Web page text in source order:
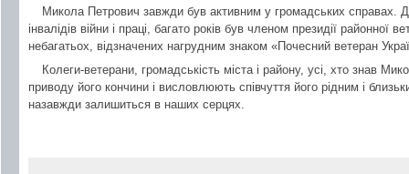
Микола Петрович завжди був активним у громадських справах.
інвалідів війни і праці, багато років був членом президії районної
небагатьох, відзначених нагрудним знаком «Почесний ветеран
Колеги-ветерани, громадськість міста і району, усі, хто знав
приводу його кончини і висловлюють співчуття його рідним і
назавжди залишиться в наших серцях.